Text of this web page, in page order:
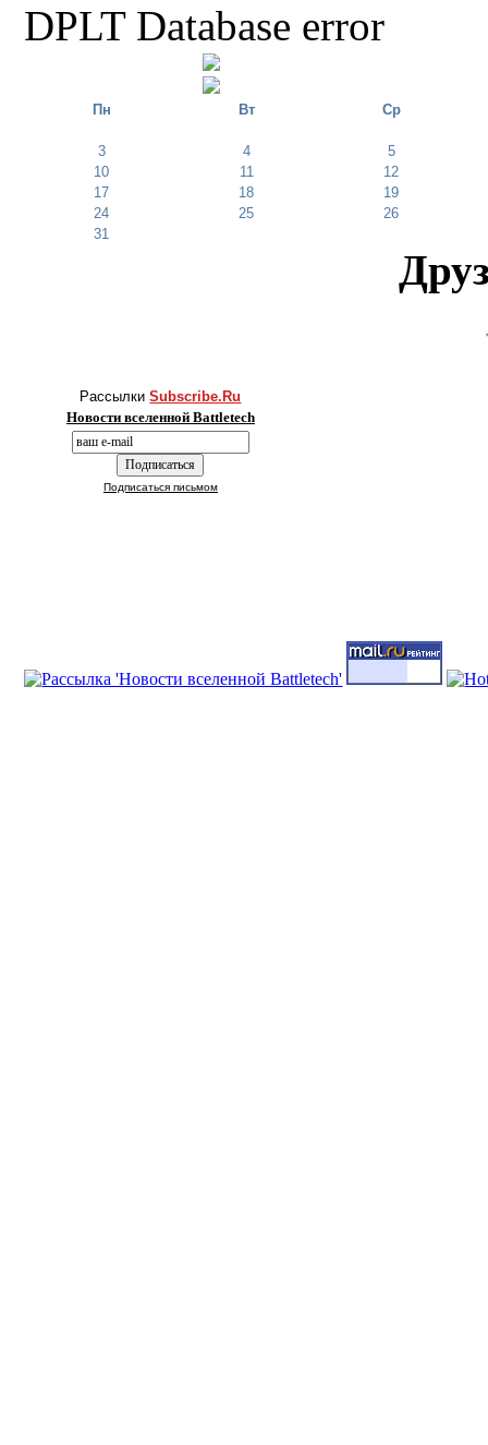
DPLT Database error
Пн Вт Ср
3 4
5
10
11
12
17
18
19
24
25
26
31
РассылкиSubscribe.Ru
Новости вселенной Battletech
Подписаться письмом